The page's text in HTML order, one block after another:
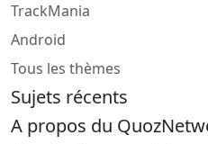
TrackMania
Android
Tous les thèmes
Sujets récents
A propos du